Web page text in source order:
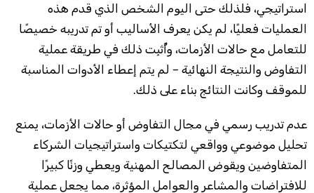
استراتيجي، فلذلك حتى اليوم الشخص الذي قدم هذه
العمليات فعليًا، لم يكن يعرف الأساليب أو تم تدريبه خصيصًا
للتعامل مع حالات الأزمات، وأُثبِت ذلك في طريقة عملية
التفاوض والنتيجة النهائية – لم يتم إعطاء الأدوات المناسبة
للموقف وكانت النتائج بناء على ذلك.
عدم تدريب رسمي في مجال التفاوض أو حالات الأزمات، يمنع
تحليل موضوعي وواقعي لتكتيكات واستراتيجيات الشركاء
المتفاوضين ويقوض المصالح المهنية ويعطي وزنًا كبيرًا
للافتراضات والمشاعر والعوامل المؤثرة، مما يجعل عملية